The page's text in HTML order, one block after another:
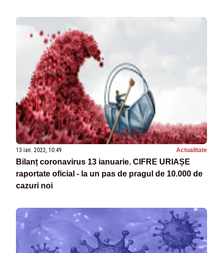
13 ian. 2022, 10:49 Actualitate
Bilanț coronavirus 13 ianuarie. CIFRE URIAȘE
raportate oficial - la un pas de pragul de 10.000 de
cazuri noi